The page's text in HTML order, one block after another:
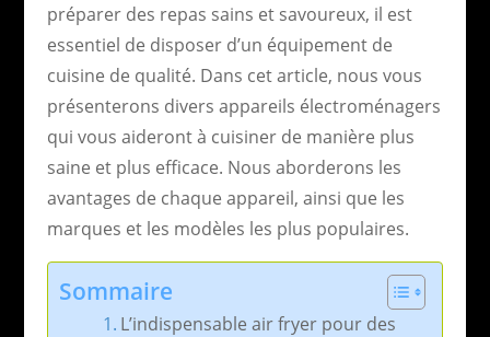
préparer des repas sains et savoureux, il est
essentiel de disposer d’un équipement de
cuisine de qualité. Dans cet article, nous vous
présenterons divers appareils électroménagers
qui vous aideront à cuisiner de manière plus
saine et plus efficace. Nous aborderons les
avantages de chaque appareil, ainsi que les
marques et les modèles les plus populaires.
Sommaire
L’indispensable air fryer pour des